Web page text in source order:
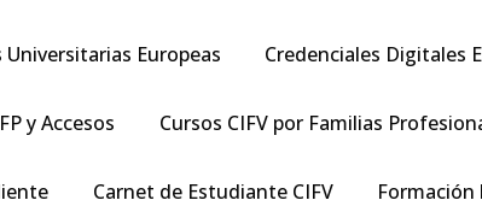
Europeas Credenciales Digitales
y Accesos Cursos CIFV por Familias
Carnet de Estudiante CIFV Formación